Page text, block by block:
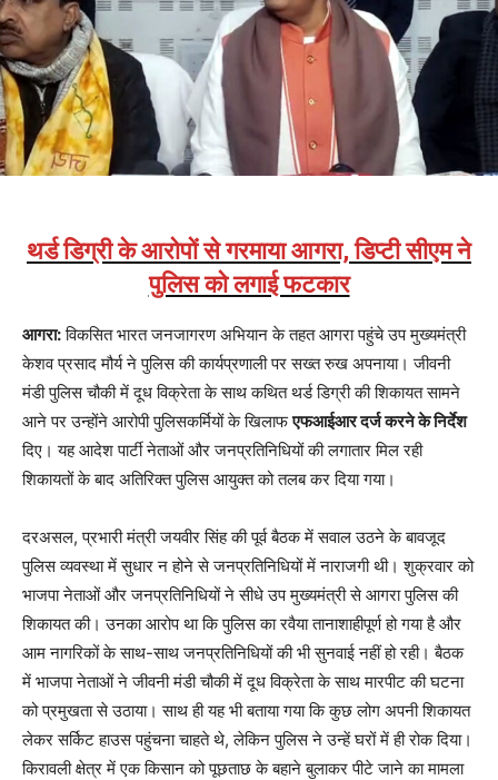
थर्ड डिग्री के आरोपों से गरमाया आगरा, डिप्टी सीएम ने
पुलिस को लगाई फटकार
आगरा:विकसित भारत जनजागरण अभियान के तहत आगरा पहुंचे उप मुख्यमंत्री
केशव प्रसाद मौर्य ने पुलिस की कार्यप्रणाली पर सख्त रुख अपनाया। जीवनी
मंडी पुलिस चौकी में दूध विक्रेता के साथ कथित थर्ड डिग्री की शिकायत सामने
आने पर उन्होंने आरोपी पुलिसकर्मियों के खिलाफएफआईआर दर्ज करने के निर्देश
दिए। यह आदेश पार्टी नेताओं और जनप्रतिनिधियों की लगातार मिल रही
शिकायतों के बाद अतिरिक्त पुलिस आयुक्त को तलब कर दिया गया।
दरअसल, प्रभारी मंत्री जयवीर सिंह की पूर्व बैठक में सवाल उठने के बावजूद
पुलिस व्यवस्था में सुधार न होने से जनप्रतिनिधियों में नाराजगी थी। शुक्रवार को
भाजपा नेताओं और जनप्रतिनिधियों ने सीधे उप मुख्यमंत्री से आगरा पुलिस की
शिकायत की। उनका आरोप था कि पुलिस का रवैया तानाशाहीपूर्ण हो गया है और
आम नागरिकों के साथ-साथ जनप्रतिनिधियों की भी सुनवाई नहीं हो रही। बैठक
में भाजपा नेताओं ने जीवनी मंडी चौकी में दूध विक्रेता के साथ मारपीट की घटना
को प्रमुखता से उठाया। साथ ही यह भी बताया गया कि कुछ लोग अपनी शिकायत
लेकर सर्किट हाउस पहुंचना चाहते थे, लेकिन पुलिस ने उन्हें घरों में ही रोक दिया।
किरावली क्षेत्र में एक किसान को पूछताछ के बहाने बुलाकर पीटे जाने का मामला